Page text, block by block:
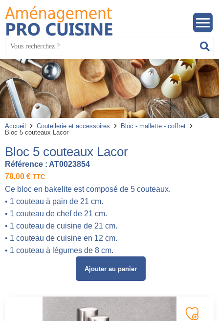
Mots
clés
:
Accueil Coutellerie et accessoires
Bloc - mallette - coffret
Bloc 5 couteaux Lacor
Bloc 5 couteaux Lacor
Référence : AT0023854
78,00 € TTC
Ce bloc en bakelite est composé de 5 couteaux.
• 1 couteau à pain de 21 cm.
• 1 couteau de chef de 21 cm.
• 1 couteau de cuisine de 21 cm.
• 1 couteau de cuisine en 12 cm.
• 1 couteau à légumes de 8 cm.
Ajouter au panier
Panneau de gestion des cookies